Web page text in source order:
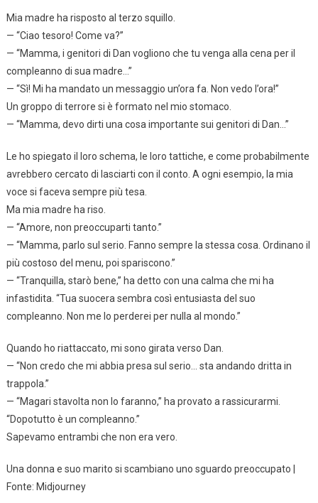
Mia madre ha risposto al terzo squillo.
— “Ciao tesoro! Come va?”
— “Mamma, i genitori di Dan vogliono che tu venga alla cena per il
compleanno di sua madre…”
— “Sì! Mi ha mandato un messaggio un’ora fa. Non vedo l’ora!”
Un groppo di terrore si è formato nel mio stomaco.
— “Mamma, devo dirti una cosa importante sui genitori di Dan…”
Le ho spiegato il loro schema, le loro tattiche, e come probabilmente
avrebbero cercato di lasciarti con il conto. A ogni esempio, la mia
voce si faceva sempre più tesa.
Ma mia madre ha riso.
— “Amore, non preoccuparti tanto.”
— “Mamma, parlo sul serio. Fanno sempre la stessa cosa. Ordinano il
più costoso del menu, poi spariscono.”
— “Tranquilla, starò bene,” ha detto con una calma che mi ha
infastidita. “Tua suocera sembra così entusiasta del suo
compleanno. Non me lo perderei per nulla al mondo.”
Quando ho riattaccato, mi sono girata verso Dan.
— “Non credo che mi abbia presa sul serio… sta andando dritta in
trappola.”
— “Magari stavolta non lo faranno,” ha provato a rassicurarmi.
“Dopotutto è un compleanno.”
Sapevamo entrambi che non era vero.
Una donna e suo marito si scambiano uno sguardo preoccupato |
Fonte: Midjourney